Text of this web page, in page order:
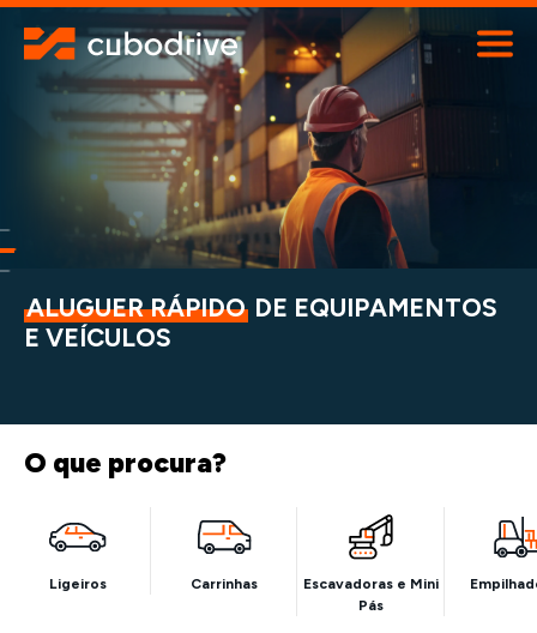
ALUGUER
Viaturas
Máquinas
Contentores
Transportes especiais
800 919 670
ALUGUER RÁPIDO DE EQUIPAMENTOS
E VEÍCULOS
O que procura?
Ligeiros Carrinhas
Escavadoras e Mini
Pás